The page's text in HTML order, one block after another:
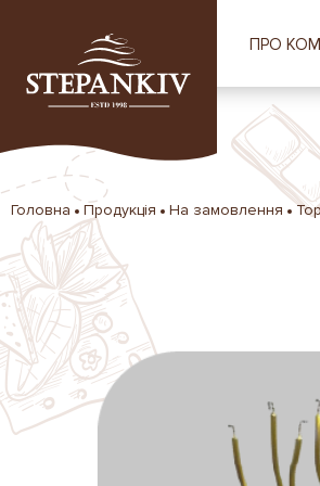
ПРО
Головна Продукція На замовлення